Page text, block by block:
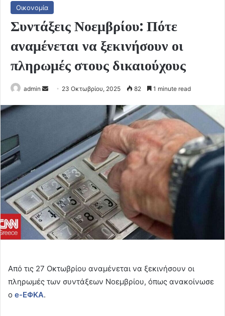
Οικονομία
Συντάξεις Νοεμβρίου: Πότε
αναμένεται να ξεκινήσουν οι
πληρωμές στους δικαιούχους
admin
Send 23 Οκτωβρίου, 2025 82 1 minute read
Από τις 27 Οκτωβρίου αναμένεται να ξεκινήσουν οι
πληρωμές των συντάξεων Νοεμβρίου, όπως ανακοίνωσε
ο e-ΕΦΚΑ.